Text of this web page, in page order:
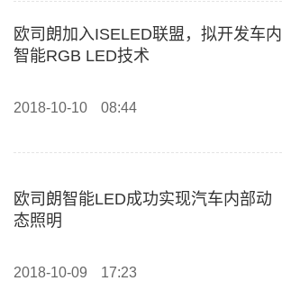
欧司朗加入ISELED联盟，拟开发车内
智能RGB LED技术
2018-10-10 08:44
欧司朗智能LED成功实现汽车内部动
态照明
2018-10-09 17:23